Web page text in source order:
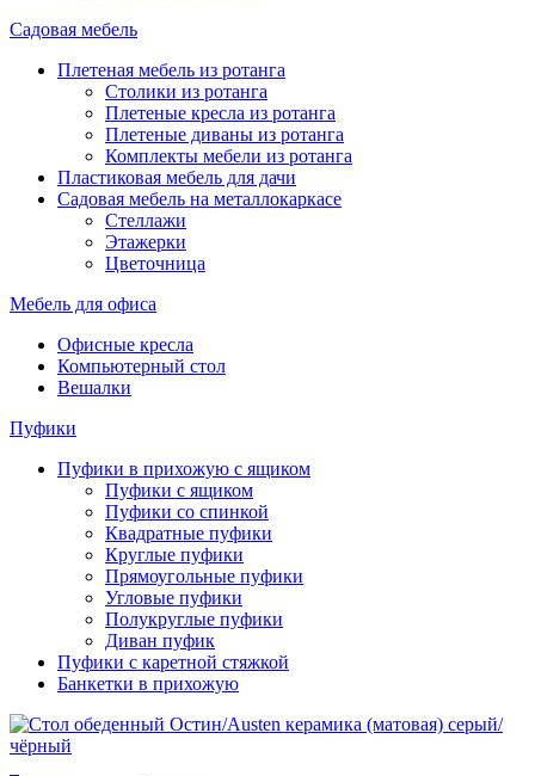
Садовая мебель
Плетеная мебель из ротанга
Столики из ротанга
Плетеные кресла из ротанга
Плетеные диваны из ротанга
Комплекты мебели из ротанга
Пластиковая мебель для дачи
Садовая мебель на металлокаркасе
Стеллажи
Этажерки
Цветочница
Мебель для офиса
Офисные кресла
Компьютерный стол
Вешалки
Пуфики
Пуфики в прихожую с ящиком
Пуфики с ящиком
Пуфики со спинкой
Квадратные пуфики
Круглые пуфики
Прямоугольные пуфики
Угловые пуфики
Полукруглые пуфики
Диван пуфик
Пуфики с каретной стяжкой
Банкетки в прихожую